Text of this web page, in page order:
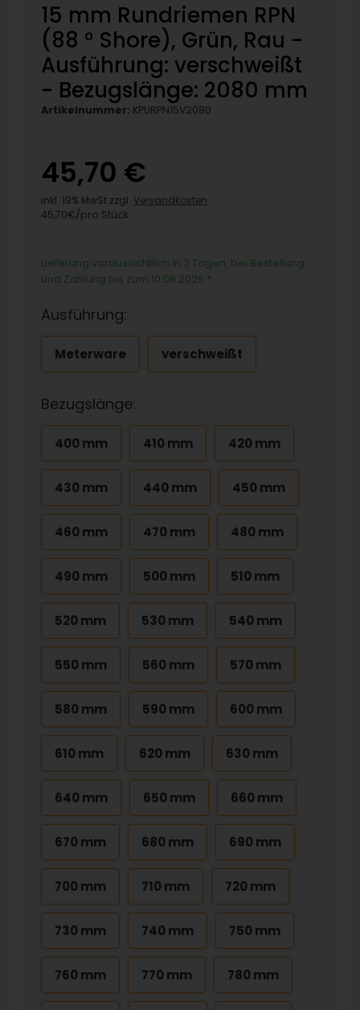
15 mm Rundriemen RPN
(88 ° Shore), Grün, Rau -
Ausführung: verschweißt
- Bezugslänge: 2080 mm
Artikelnummer: KPURPN15V2080
45,70 €
inkl. 19% MwSt zzgl. Versandkosten
45,70€/pro Stück
Lieferung voraussichtlich in 3 Tagen, bei Bestellung
und Zahlung bis zum 10.08.2026 *
Ausführung:
Meterware verschweißt
Bezugslänge:
400 mm 410 mm 420 mm
430 mm 440 mm 450 mm
460 mm 470 mm 480 mm
490 mm 500 mm 510 mm
520 mm 530 mm 540 mm
550 mm 560 mm 570 mm
580 mm 590 mm 600 mm
610 mm 620 mm 630 mm
640 mm 650 mm 660 mm
670 mm 680 mm 690 mm
700 mm 710 mm 720 mm
730 mm 740 mm 750 mm
760 mm 770 mm 780 mm